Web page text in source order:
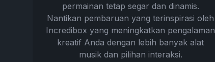
permainan tetap segar dan dinamis.
Nantikan pembaruan yang terinspirasi oleh
Incredibox yang meningkatkan pengalaman
kreatif Anda dengan lebih banyak alat
musik dan pilihan interaksi.